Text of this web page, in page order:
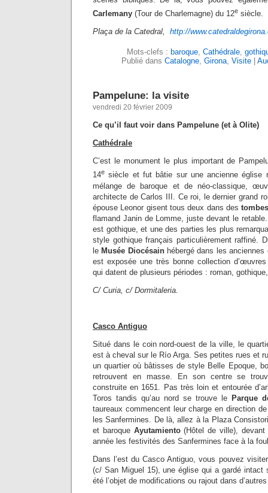
Carlemany (Tour de Charlemagne) du 12e siècle.
Plaça de la Catedral, http://
Mots-clefs : baroque, Cathédrale,
Publié dans Catalogne, Girona, Visite
Pampelune: la visite
vendredi 20 février 2009
Ce qu’il faut voir dans Pampelune (et à Olite)
Cathédrale
C’est le monument le plus important de
14e siècle et fut bâtie sur une ancienne église
mélange de baroque et de néo-classique,
architecte de Carlos III. Ce roi, le dernier grand
épouse Leonor gisent tous deux dans des
flamand Janin de Lomme, juste devant le
est gothique, et une des parties les plus
style gothique français particulièrement raffiné.
leMusée Diocésainhébergé dans les
est exposée une très bonne collection
qui datent de plusieurs périodes : roman,
C/ Curia, c/ Dormitaleria.
Casco Antiguo
Situé dans le coin nord-ouest de la ville, le
est à cheval sur le Río Arga. Ses petites rues et
un quartier où bâtisses de style Belle Epoque,
retrouvent en masse. En son centre se
construite en 1651. Pas très loin et entourée
Toros tandis qu’au nord se trouve le Parque
taureaux commencent leur charge en direction
les Sanfermines. De là, allez à la Plaza
et baroque Ayutamiento(Hôtel de ville),
année les festivités des Sanfermines face à la
Dans l’est du Casco Antiguo, vous pouvez visiter
(c/ San Miguel 15), une église qui a gardé intact
été l’objet de modifications ou rajout dans